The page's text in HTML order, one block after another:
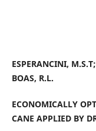
ESPERANCINI,
BOAS, R.L.
ECONOMICALLY
CANE APPLIED BY